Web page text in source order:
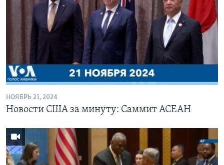
НОЯБРЬ 21, 2024
Новости США за минуту: Саммит АСЕАН